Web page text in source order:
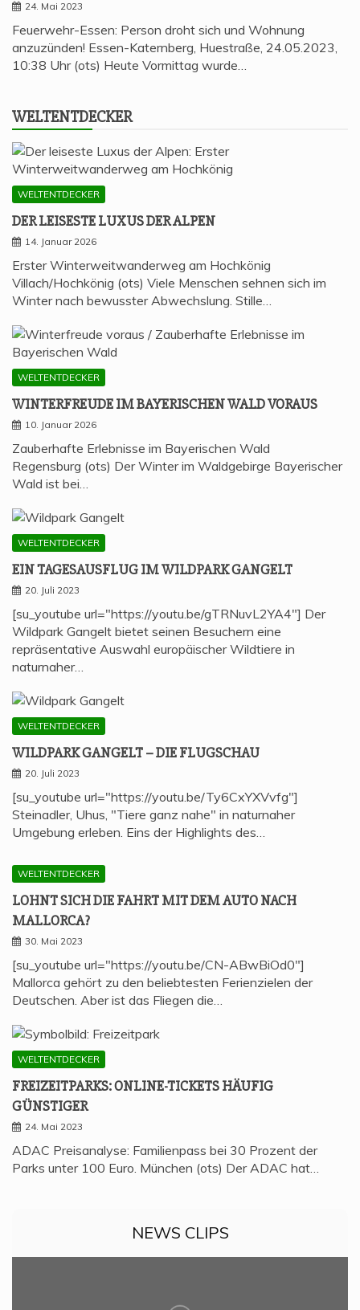
24. Mai 2023
Feuerwehr-Essen: Person droht sich und Wohnung
anzuzünden! Essen-Katernberg, Huestraße, 24.05.2023,
10:38 Uhr (ots) Heute Vormittag wurde…
WELT­ENT­DE­CKER
WELTENTDECKER
DER LEI­SES­TE LUXUS DER ALPEN
14. Januar 2026
Erster Winterweitwanderweg am Hochkönig
Villach/Hochkönig (ots) Viele Menschen sehnen sich im
Winter nach bewusster Abwechslung. Stille…
WELTENTDECKER
WIN­TER­FREU­DE IM BAYE­RI­SCHEN WALD VORAUS
10. Januar 2026
Zauberhafte Erlebnisse im Bayerischen Wald
Regensburg (ots) Der Winter im Waldgebirge Bayerischer
Wald ist bei…
WELTENTDECKER
EIN TAGES­AUS­FLUG IM WILD­PARK GANGELT
20. Juli 2023
[su_youtube url="https://youtu.be/gTRNuvL2YA4"] Der
Wildpark Gangelt bietet seinen Besuchern eine
repräsentative Auswahl europäischer Wildtiere in
naturnaher…
WELTENTDECKER
WILD­PARK GAN­GELT – DIE FLUGSCHAU
20. Juli 2023
[su_youtube url="https://youtu.be/Ty6CxYXVvfg"]
Steinadler, Uhus, "Tiere ganz nahe" in naturnaher
Umgebung erleben. Eins der Highlights des…
WELTENTDECKER
LOHNT SICH DIE FAHRT MIT DEM AUTO NACH
MALLORCA?
30. Mai 2023
[su_youtube url="https://youtu.be/CN-ABwBiOd0"]
Mallorca gehört zu den beliebtesten Ferienzielen der
Deutschen. Aber ist das Fliegen die…
WELTENTDECKER
FREI­ZEIT­PARKS: ONLINE-TICKETS HÄU­FIG
GÜNSTIGER
24. Mai 2023
ADAC Preisanalyse: Familienpass bei 30 Prozent der
Parks unter 100 Euro. München (ots) Der ADAC hat…
NEWS CLIPS